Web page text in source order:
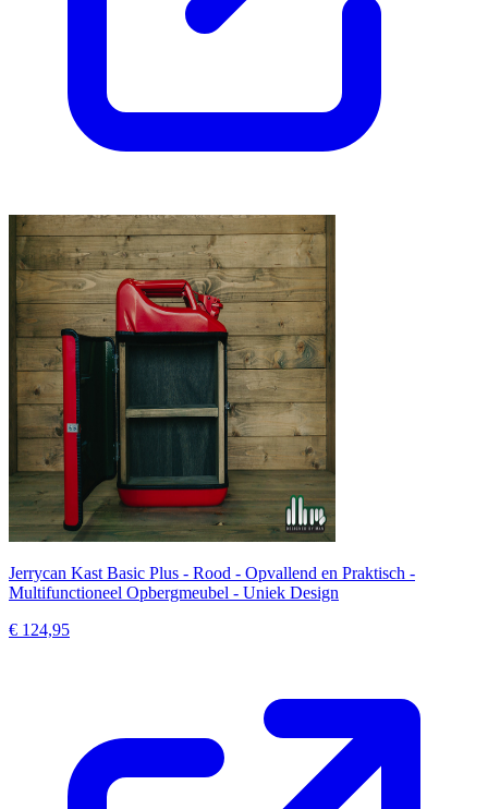
Jerrycan Kast Basic Plus - Rood - Opvallend en Praktisch -
Multifunctioneel Opbergmeubel - Uniek Design
€ 124,95